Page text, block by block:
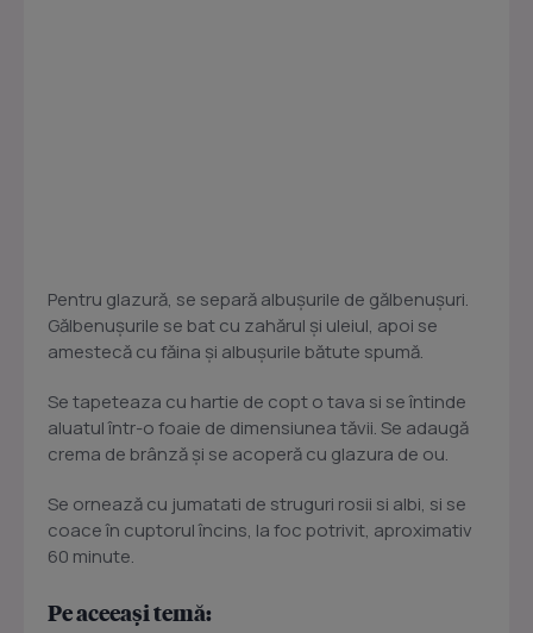
Pentru glazură, se separă albuşurile de gălbenuşuri.
Gălbenuşurile se bat cu zahărul şi uleiul, apoi se
amestecă cu făina şi albuşurile bătute spumă.
Se tapeteaza cu hartie de copt o tava si se întinde
aluatul într-o foaie de dimensiunea tăvii. Se adaugă
crema de brânză şi se acoperă cu glazura de ou.
Se ornează cu jumatati de struguri rosii si albi, si se
coace în cuptorul încins, la foc potrivit, aproximativ
60 minute.
Pe aceeași temă: